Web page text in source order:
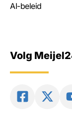
AI-beleid
Volg